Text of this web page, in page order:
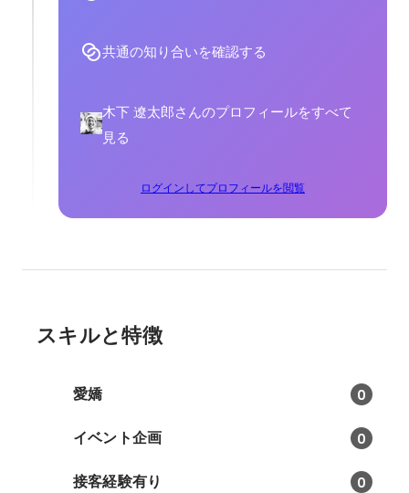
共通の知り合いを確認する
木下 遼太郎さんのプロフィールをすべて
見る
ログインしてプロフィールを閲覧
スキルと特徴
愛嬌 0
イベント企画 0
接客経験有り 0